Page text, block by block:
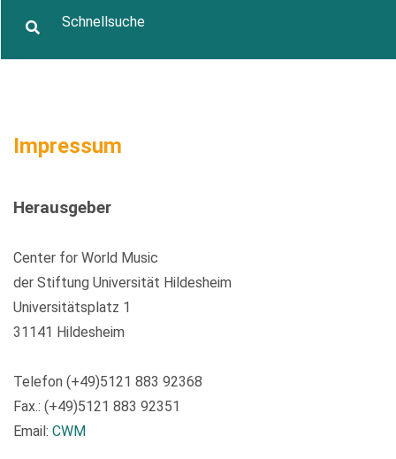
Impressum
Herausgeber
Center for World Music
der Stiftung Universität Hildesheim
Universitätsplatz 1
31141 Hildesheim
Telefon (+49)5121 883 92368
Fax.: (+49)5121 883 92351
Email: CWM